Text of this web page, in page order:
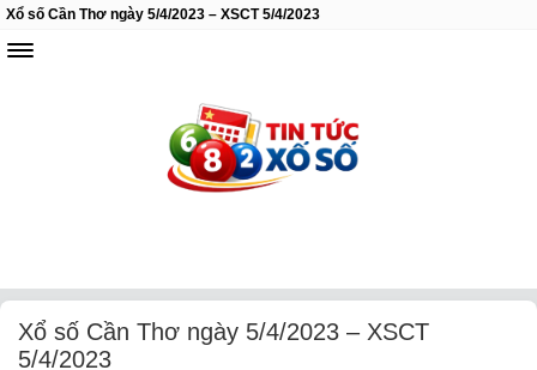
Xổ số Cần Thơ ngày 5/4/2023 – XSCT 5/4/2023
Xổ số Cần Thơ ngày 5/4/2023 – XSCT
5/4/2023